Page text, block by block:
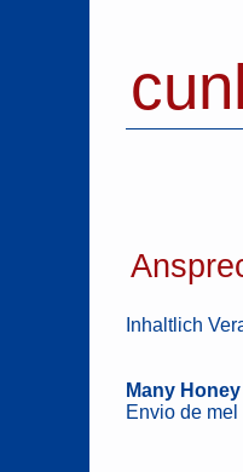
Inhaltlich
Many Honey
Envio de